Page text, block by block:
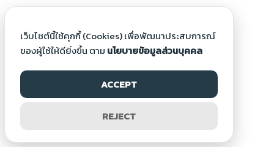
เว็บไซต์นี้ใช้คุกกี้ (Cookies) เพื่อพัฒนาประสบการณ์
ของผู้ใช้ให้ดียิ่งขึ้น ตาม นโยบายข้อมูลส่วนบุคคล
ACCEPT
REJECT